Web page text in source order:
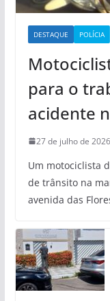
DESTAQUE POLÍCIA
para o
acidente
27 de julho de 2026
Um motociclista
de trânsito na
avenida das